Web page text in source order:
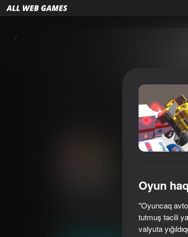
Игрушечные
Oyunçuların qiyməti 6+
Yarış
Oyun
"Oyuncaq
tutmuş təcili
valyuta